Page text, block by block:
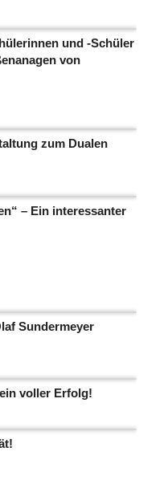
und -Schüler
von
zum Dualen
– Ein interessanter
Sundermeyer
voller Erfolg!